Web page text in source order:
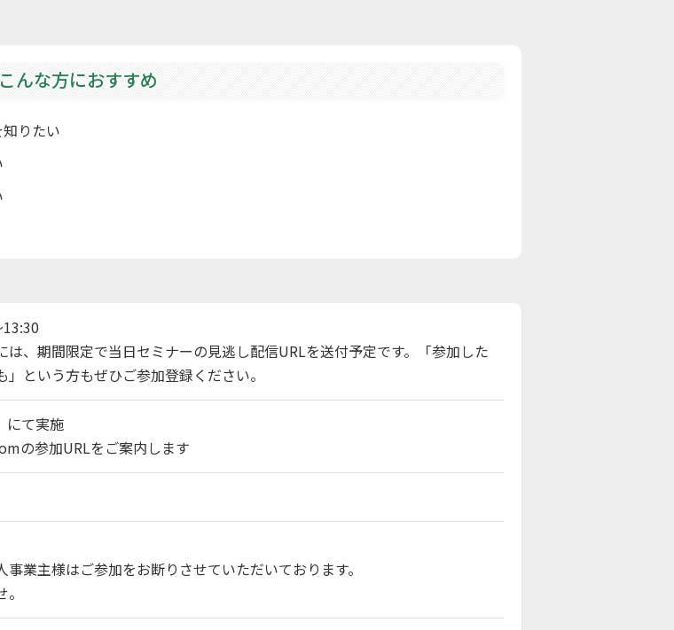
こんな方におすすめ
りたい
、期間限定で当日セミナーの見逃し配信URLを送付予定です。「参加した
という方もぜひご参加登録ください。
にて実施
の参加URLをご案内します
業主様はご参加をお断りさせていただいております。